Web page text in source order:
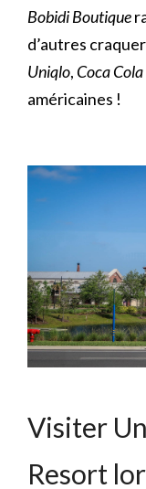
Bobidi Boutique
d’autres
Uniqlo, Coca Cola
américaines !
Visiter
Resort